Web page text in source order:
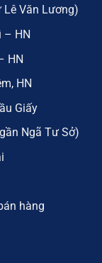
Lê Văn Lương)
– HN
HN
HN
Giấy
Ngã Tư Sở)
hàng